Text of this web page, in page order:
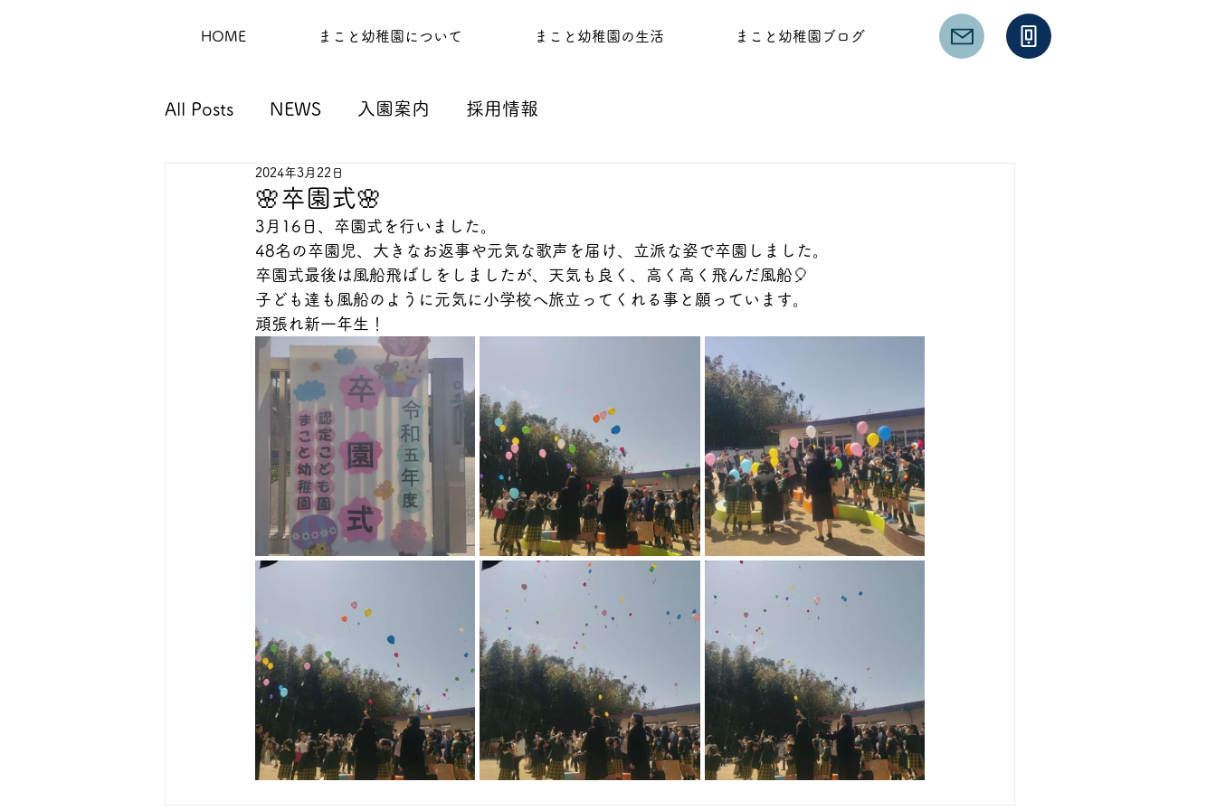
HOME まこと幼稚園について まこと幼稚園の生活 まこと幼稚園ブログ
All Posts NEWS 入園案内 採用情報
🌸卒園式🌸
2024年3月22日
3月16日、卒園式を行いました。
48名の卒園児、大きなお返事や元気な歌声を届け、立派な姿で卒園しました。
卒園式最後は風船飛ばしをしましたが、天気も良く、高く高く飛んだ風船🎈
子ども達も風船のように元気に小学校へ旅立ってくれる事と願っています。
頑張れ新一年生！